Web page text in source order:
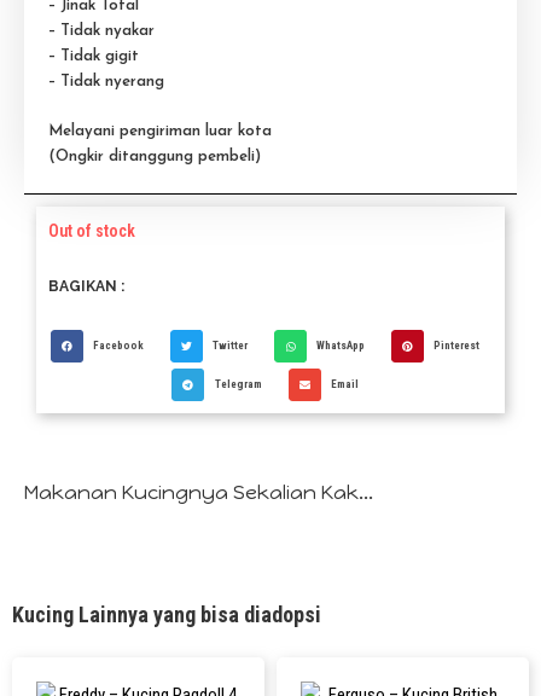
– Jinak Total
– Tidak nyakar
– Tidak gigit
– Tidak nyerang
Melayani pengiriman luar kota
(Ongkir ditanggung pembeli)
Out of stock
BAGIKAN :
Facebook Twitter WhatsApp Pinterest
Telegram Email
Makanan Kucingnya Sekalian Kak...
Kucing Lainnya yang bisa diadopsi